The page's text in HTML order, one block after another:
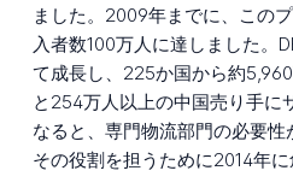
ました。2009年までに、この
入者数100万人に達しました。
て成長し、225か国から約
と254万人以上の中国売り手に
なると、専門物流部門の必要
その役割を担うために2014年に